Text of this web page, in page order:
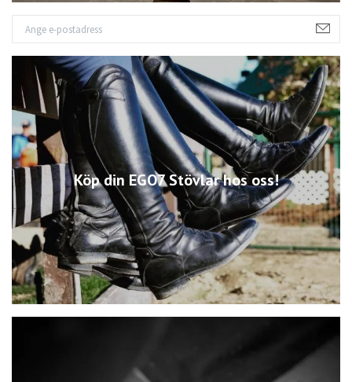
Köp din EGO7 Stövlar hos oss!